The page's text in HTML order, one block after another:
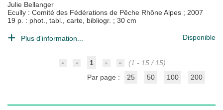
Julie Bellanger
Ecully : Comité des Fédérations de Pêche Rhône Alpes ; 2007
19 p. : phot., tabl., carte, bibliogr. ; 30 cm
Plus d'information... Disponible
1
(1 - 15 / 15)
Par page :
25 50 100 200